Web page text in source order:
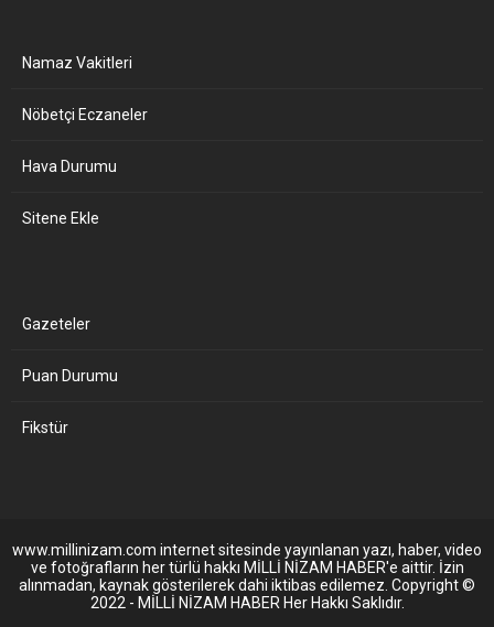
Namaz Vakitleri
Nöbetçi Eczaneler
Hava Durumu
Sitene Ekle
Gazeteler
Puan Durumu
Fikstür
www.millinizam.com internet sitesinde yayınlanan yazı, haber, video
ve fotoğrafların her türlü hakkı MİLLİ NİZAM HABER'e aittir. İzin
alınmadan, kaynak gösterilerek dahi iktibas edilemez. Copyright ©
2022 - MİLLİ NİZAM HABER Her Hakkı Saklıdır.